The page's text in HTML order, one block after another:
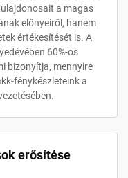
a magas
előnyeiről, hanem
értékesítését is. A
60%-os
bizonyítja, mennyire
fénykészleteink a
erősítése